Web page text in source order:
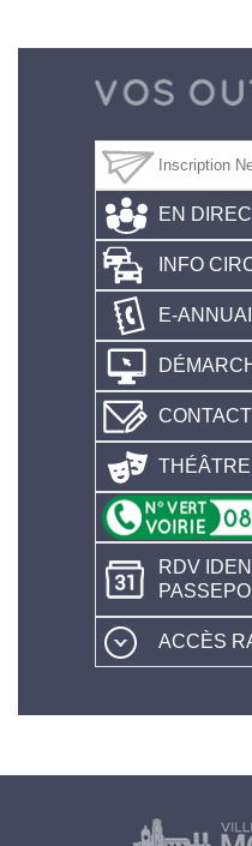
EN
INFO
E-
RDV
ACCÈS